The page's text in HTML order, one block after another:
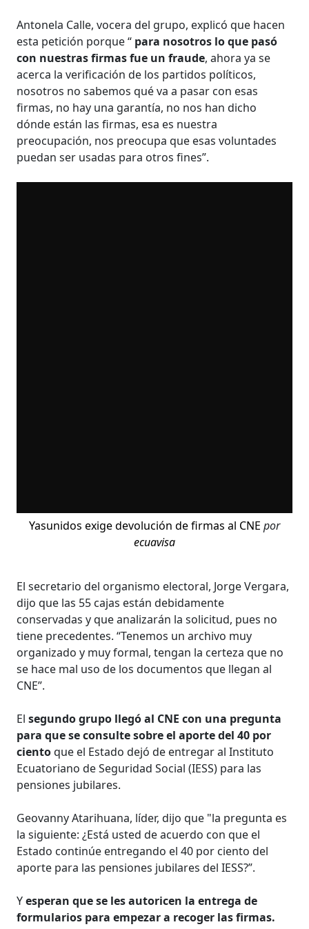
Antonela Calle, vocera del grupo, explicó que hacen
esta petición porque “ para nosotros lo que pasó
con nuestras firmas fue un fraude, ahora ya se
acerca la verificación de los partidos políticos,
nosotros no sabemos qué va a pasar con esas
firmas, no hay una garantía, no nos han dicho
dónde están las firmas, esa es nuestra
preocupación, nos preocupa que esas voluntades
puedan ser usadas para otros fines”.
Yasunidos exige devolución de firmas al CNE por
ecuavisa
El secretario del organismo electoral, Jorge Vergara,
dijo que las 55 cajas están debidamente
conservadas y que analizarán la solicitud, pues no
tiene precedentes. “Tenemos un archivo muy
organizado y muy formal, tengan la certeza que no
se hace mal uso de los documentos que llegan al
CNE”.
Elsegundo grupo llegó al CNE con una pregunta
para que se consulte sobre el aporte del 40 por
cientoque el Estado dejó de entregar al Instituto
Ecuatoriano de Seguridad Social (IESS) para las
pensiones jubilares.
Geovanny Atarihuana, líder, dijo que "la pregunta es
la siguiente: ¿Está usted de acuerdo con que el
Estado continúe entregando el 40 por ciento del
aporte para las pensiones jubilares del IESS?”.
Yesperan que se les autoricen la entrega de
formularios para empezar a recoger las firmas.